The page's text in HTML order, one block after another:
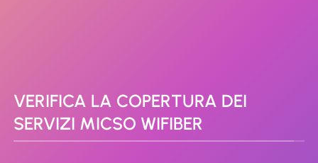
VERIFICA LA COPERTURA DEI
SERVIZI MICSO WIFIBER